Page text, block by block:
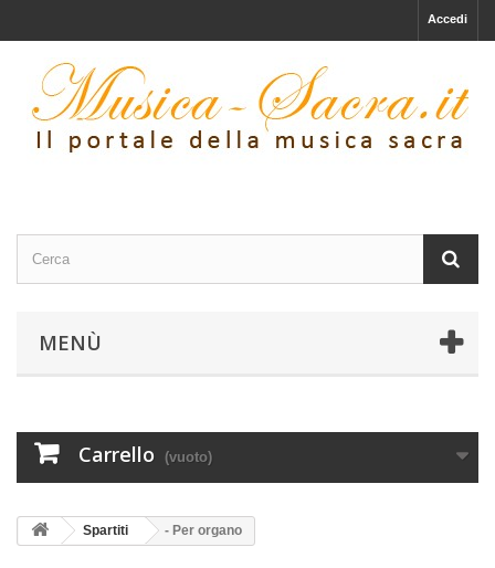
Accedi
MENÙ
Carrello (vuoto)
Spartiti - Per organo